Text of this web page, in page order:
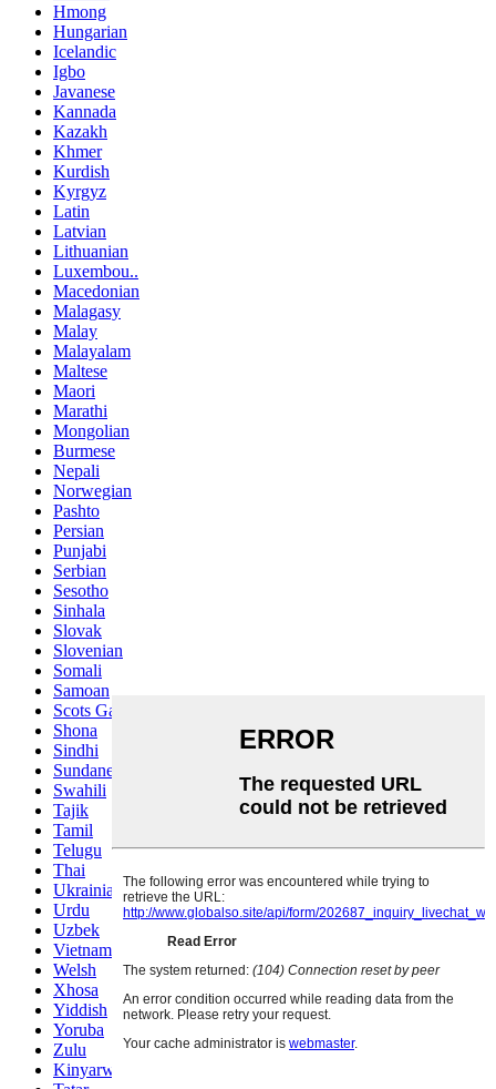
Hmong
Hungarian
Icelandic
Igbo
Javanese
Kannada
Kazakh
Khmer
Kurdish
Kyrgyz
Latin
Latvian
Lithuanian
Luxembou..
Macedonian
Malagasy
Malay
Malayalam
Maltese
Maori
Marathi
Mongolian
Burmese
Nepali
Norwegian
Pashto
Persian
Punjabi
Serbian
Sesotho
Sinhala
Slovak
Slovenian
Somali
Samoan
Scots Gaelic
Shona
Sindhi
Sundanese
Swahili
Tajik
Tamil
Telugu
Thai
Ukrainian
Urdu
Uzbek
Vietnamese
Welsh
Xhosa
Yiddish
Yoruba
Zulu
Kinyarwanda